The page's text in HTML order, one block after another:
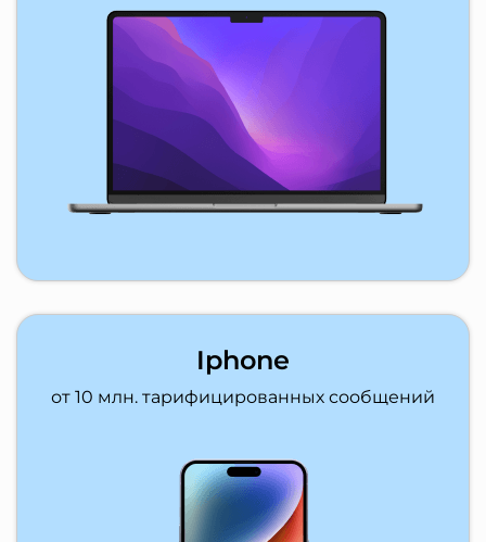
Iphone
от 10 млн. тарифицированных сообщений